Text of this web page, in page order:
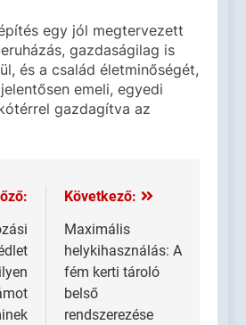
egy jól megtervezett
gazdaságilag is
és a család életminőségét,
emeli, egyedi
gazdagítva az
Következő:
Maximális
helykihasználás: A
fém kerti tároló
belső
rendszerezése